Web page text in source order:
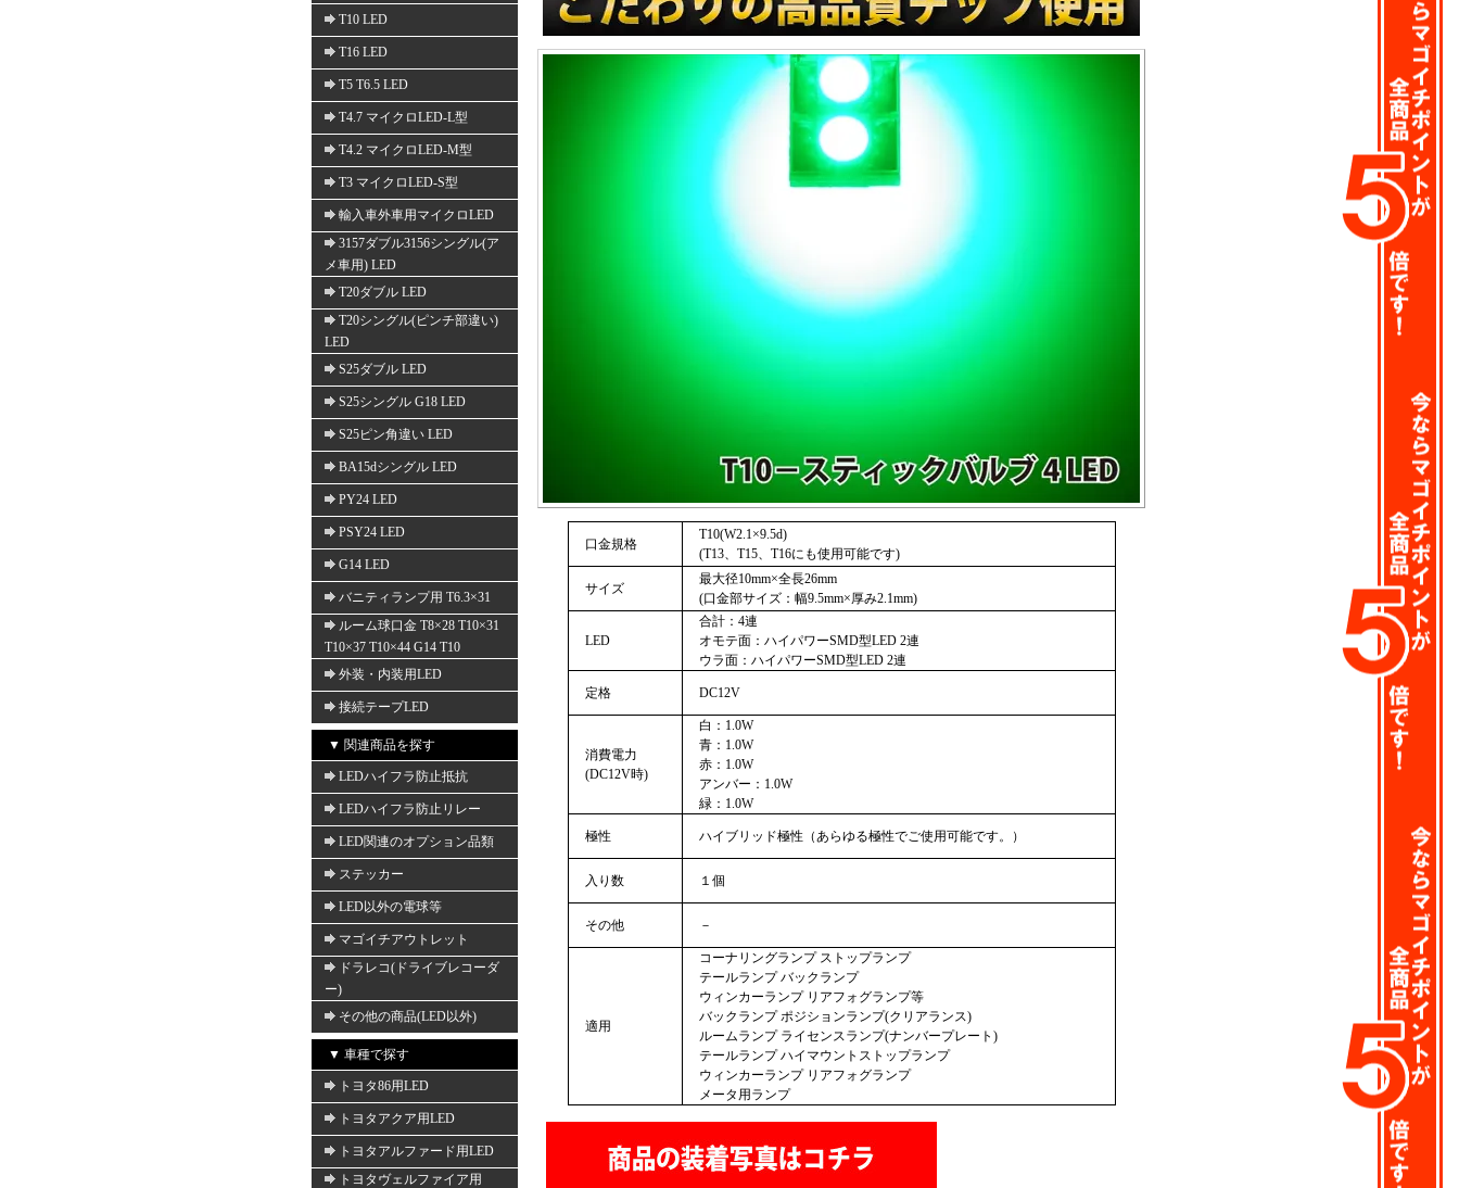
T10 LED
T16 LED
T5 T6.5 LED
T4.7 マイクロLED-L型
T4.2 マイクロLED-M型
T3 マイクロLED-S型
輸入車外車用マイクロLED
3157ダブル3156シングル(ア
メ車用) LED
T20ダブル LED
T20シングル(ピンチ部違い)
LED
S25ダブル LED
S25シングル G18 LED
S25ピン角違い LED
BA15dシングル LED
PY24 LED
PSY24 LED
G14 LED
バニティランプ用 T6.3×31
ルーム球口金 T8×28 T10×31
T10×37 T10×44 G14 T10
外装・内装用LED
接続テープLED
▼ 関連商品を探す
LEDハイフラ防止抵抗
LEDハイフラ防止リレー
LED関連のオプション品類
ステッカー
LED以外の電球等
マゴイチアウトレット
ドラレコ(ドライブレコーダ
ー)
その他の商品(LED以外)
▼ 車種で探す
トヨタ86用LED
トヨタアクア用LED
トヨタアルファード用LED
トヨタヴェルファイア用
口金規格
T10(W2.1×9.5d)
(T13、T15、T16にも使用可能です)
サイズ
最大径10mm×全長26mm
(口金部サイズ：幅9.5mm×厚み2.1mm)
LED
合計：4連
オモテ面：ハイパワーSMD型LED 2連
ウラ面：ハイパワーSMD型LED 2連
定格 DC12V
消費電力
(DC12V時)
白：1.0W
青：1.0W
赤：1.0W
アンバー：1.0W
緑：1.0W
極性 ハイブリッド極性（あらゆる極性でご使用可能です。）
入り数 １個
その他 －
適用
コーナリングランプ ストップランプ
テールランプ バックランプ
ウィンカーランプ リアフォグランプ等
バックランプ ポジションランプ(クリアランス)
ルームランプ ライセンスランプ(ナンバープレート)
テールランプ ハイマウントストップランプ
ウィンカーランプ リアフォグランプ
メータ用ランプ